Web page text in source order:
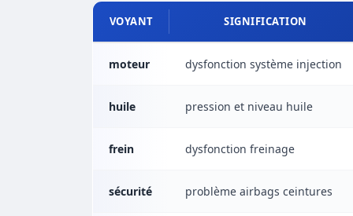
VOYANT SIGNIFICATION
moteur dysfonction système injection
huile pression et niveau huile
frein dysfonction freinage
sécurité problème airbags ceintures